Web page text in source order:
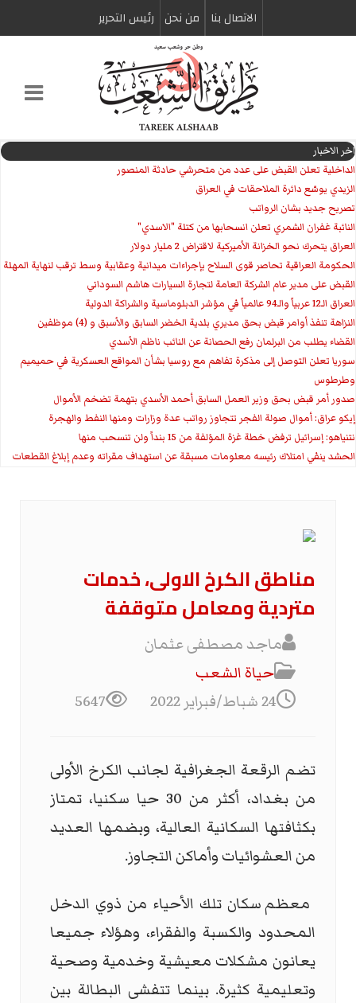
الاتصال بنا من نحن رئیس التحریر
اخر الاخبار
الداخلية تعلن القبض على عدد من متحرشي حادثة المنصور
الزيدي يوسّع دائرة الملاحقات في العراق
تصريح جديد بشان الرواتب
النائبة غفران الشمري تعلن انسحابها من كتلة "الاسدي"
العراق يتحرك نحو الخزانة الأميركية لاقتراض 2 مليار دولار
الحكومة العراقية تحاصر قوى السلاح بإجراءات ميدانية وعقابية وسط ترقب لنهاية المهلة
القبض على مدير عام الشركة العامة لتجارة السيارات هاشم السوداني
العراق الـ12 عربياً والـ94 عالمياً في مؤشر الدبلوماسية والشراكة الدولية
النزاهة تنفذ أوامر قبض بحق مديري بلدية الخضر السابق والأسبق و (4) موظفين
القضاء يطلب من البرلمان رفع الحصانة عن النائب ناظم الأسدي
سوريا تعلن التوصل إلى مذكرة تفاهم مع روسيا بشأن المواقع العسكرية في حميميم
وطرطوس
صدور أمر قبض بحق وزير العمل السابق أحمد الأسدي بتهمة تضخم الأموال
إيكو عراق: أموال صولة الفجر تتجاوز رواتب عدة وزارات ومنها النفط والهجرة
نتنياهو: إسرائيل ترفض خطة غزة المؤلفة من 15 بنداً ولن تنسحب منها
الحشد ينفي امتلاك رئيسه معلومات مسبقة عن استهداف مقراته وعدم إبلاغ القطعات
مناطق الكرخ الاولى، خدمات
متردية ومعامل متوقفة
ماجد مصطفى عثمان
حياة الشعب
24 شباط/فبراير 2022
5647
تضم الرقعة الجغرافية لجانب الكرخ الأولى
من بغداد، أكثر من 30 حيا سكنيا، تمتاز
بكثافتها السكانية العالية، وبضمها العديد
من العشوائيات وأماكن التجاوز.
معظم سكان تلك الأحياء من ذوي الدخل
المحدود والكسبة والفقراء، وهؤلاء جميعا
يعانون مشكلات معيشية وخدمية وصحية
وتعليمية كثيرة. بينما تتفشى البطالة بين